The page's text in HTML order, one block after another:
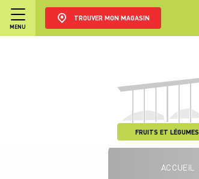
MENU
TROUVER MON MAGASIN
FRUITS ET LÉGUMES
ACCUEIL